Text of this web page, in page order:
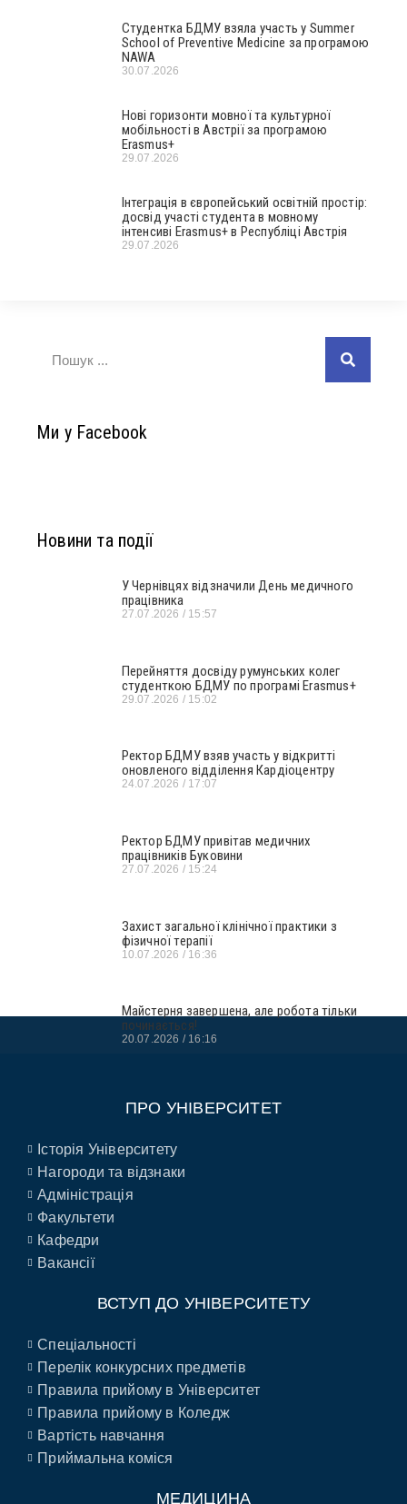
Студентка БДМУ взяла участь у Summer
School of Preventive Medicine за програмою
NAWA
30.07.2026
Нові горизонти мовної та культурної
мобільності в Австрії за програмою
Erasmus+
29.07.2026
Інтеграція в європейський освітній простір:
досвід участі студента в мовному
інтенсиві Erasmus+ в Республіці Австрія
29.07.2026
Ми у Facebook
Новини та події
У Чернівцях відзначили День медичного
працівника
27.07.2026 15:57
Перейняття досвіду румунських колег
студенткою БДМУ по програмі Erasmus+
29.07.2026 15:02
Ректор БДМУ взяв участь у відкритті
оновленого відділення Кардіоцентру
24.07.2026 17:07
Ректор БДМУ привітав медичних
працівників Буковини
27.07.2026 15:24
Захист загальної клінічної практики з
фізичної терапії
10.07.2026 16:36
Майстерня завершена, але робота тільки
починається!
20.07.2026 16:16
ПРО УНІВЕРСИТЕТ
Історія Університету
Нагороди та відзнаки
Адміністрація
Факультети
Кафедри
Вакансії
ВСТУП ДО УНІВЕРСИТЕТУ
Спеціальності
Перелік конкурсних предметів
Правила прийому в Університет
Правила прийому в Коледж
Вартість навчання
Приймальна коміся
МЕДИЦИНА